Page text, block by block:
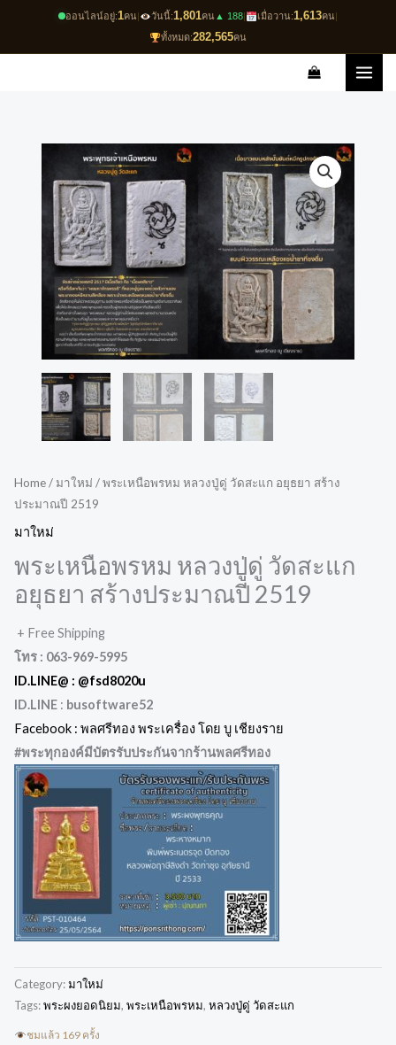
ออนไลน์อยู่:1คน| วันนี้:1,801คน ▲ 188| เมื่อวาน:1,613คน|
ทั้งหมด:282,565คน
content
Home/ มาใหม่ / พระเหนือพรหม หลวงปู่ดู่ วัดสะแก อยุธยา สร้าง
ประมาณปี 2519
มาใหม่
พระเหนือพรหม หลวงปู่ดู่ วัดสะแก
อยุธยา สร้างประมาณปี 2519
+ Free Shipping
โทร : 063-969-5995
ID.LINE@ : @fsd8020u
ID.LINE : busoftware52
Facebook : พลศรีทอง พระเครื่อง โดย บู เชียงราย
#พระทุกองค์มีบัตรรับประกันจากร้านพลศรีทอง
Category:มาใหม่
Tags:พระผงยอดนิยม, พระเหนือพรหม, หลวงปู่ดู่ วัดสะแก
ชมแล้ว 169 ครั้ง